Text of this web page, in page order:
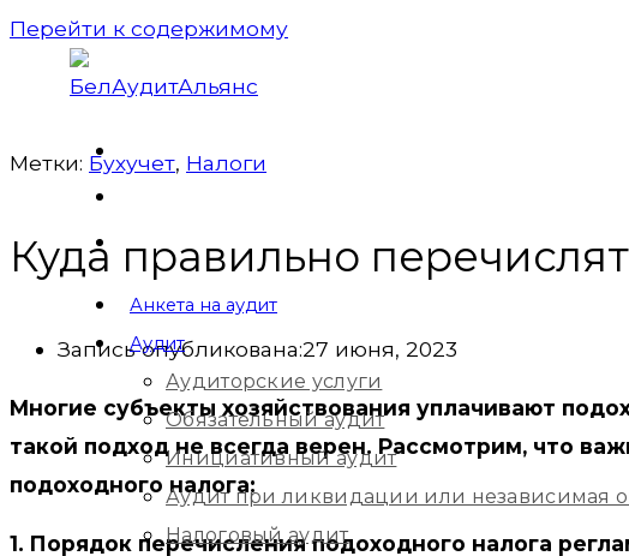
Перейти к содержимому
Анкета на аудит
Аудит
Аудиторские услуги
Обязательный аудит
Инициативный аудит
Аудит при ликвидации или независимая
Налоговый аудит
Метки: Бухучет, Налоги
Куда правильно
Запись опубликована:27 июня, 2023
Многие субъекты хозяйствования уплачивают
такой подход не всегда верен. Рассмотрим, что
подоходного налога:
1. Порядок перечисления подоходного налога